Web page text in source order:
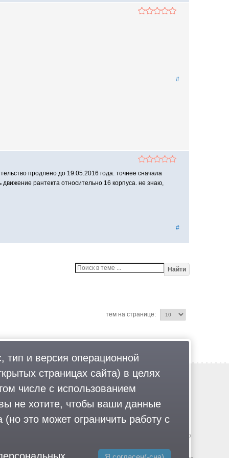
#
продлено до 19.05.2016 года. точнее сначала
рантекта относительно 16 корпуса. не знаю,
#
Найти
тем на странице:
Обратная связь
Политика обработки персональных данных
Соглашение об использовании
сделано в Одинцово
партия», «Свидетели Иеговы», «Армия воли народа»,
тип и версия операционной
страницах сайта) в целях
числе с использованием
не хотите, чтобы ваши данные
это может ограничить работу с